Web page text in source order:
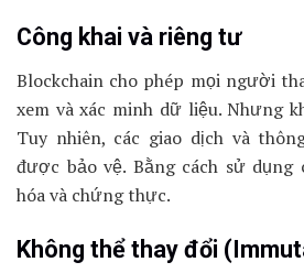
Công khai và riêng tư
Blockchain cho phép mọi người
xem và xác minh dữ liệu. Nhưng
Tuy nhiên, các giao dịch và
được bảo vệ. Bằng cách sử
hóa và chứng thực.
Không thể thay đổi